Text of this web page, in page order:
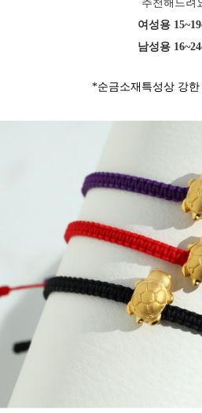
추천해드려
여성용
남성용
*순금소재특성상 강한